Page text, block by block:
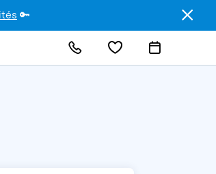
🔑